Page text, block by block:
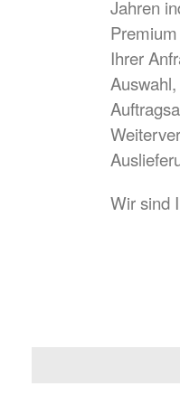
Jahren
Ihrer
Wir sind